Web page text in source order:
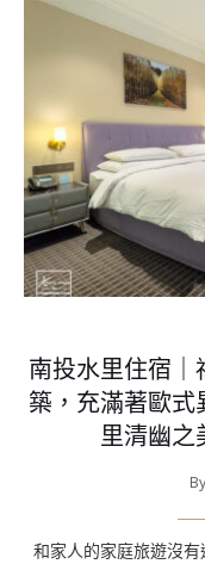
南投水里住宿
築，充滿著歐
里清幽之
By
和家人的家庭旅遊沒